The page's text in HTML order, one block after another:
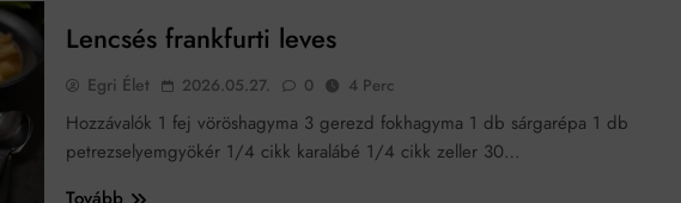
Ingatlanpiaci szakértők szerint akár 5 százalékkal is nőhetnek a bérleti díjak a ponthatárhirdetés
Munkácsy nem Krisztust szépítette meg: minket leplezett le
Ahol köszönnek, ott még van város
Lencsés frankfurti leves
Egri Élet 2026.05.27. 0 4 Perc
Hozzávalók 1 fej vöröshagyma 3 gerezd fokhagyma 1 db sárgarépa 1 db
petrezselyemgyökér 1/4 cikk karalábé 1/4 cikk zeller 30…